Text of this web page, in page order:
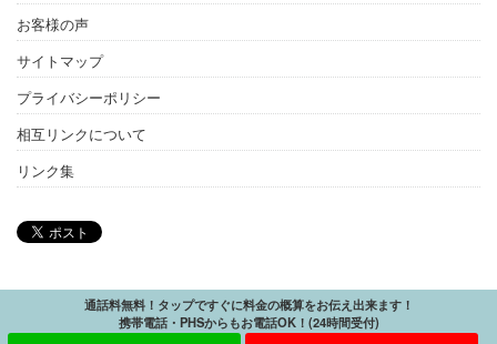
お客様の声
サイトマップ
プライバシーポリシー
相互リンクについて
リンク集
通話料無料！タップですぐに料金の概算をお伝え出来ます！
携帯電話・PHSからもお電話OK！(24時間受付)